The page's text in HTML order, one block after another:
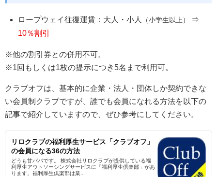
ロープウェイ往復運賃：大人・小人 （小学生以上）
⇒
10％割引
※他の割引券との併用不可。
※1回もしくは1枚の提示につき5名まで利用可。
クラブオフは、基本的に企業・法人・団体しか契約できな
い会員制クラブですが、誰でも会員になれる方法を以下の
記事で紹介していますので、ぜひ参考にしてください。
リロクラブの福利厚生サービス「クラブオフ」
の会員になる36の方法
どうも甘パパです。 株式会社リロクラブが提供している福
利厚生アウトソーシングサービスに「福利厚生倶楽部」があ
ります。福利厚生倶楽部は業...